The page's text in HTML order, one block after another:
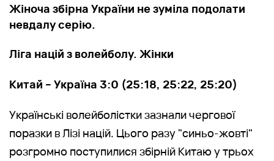
Жіноча збірна України не зуміла подолати
невдалу серію.
Ліга націй з волейболу. Жінки
Китай – Україна 3:0 (25:18, 25:22, 25:20)
Українські волейболістки зазнали чергової
поразки в Лізі націй. Цього разу "синьо-жовті"
розгромно поступилися збірній Китаю у трьох